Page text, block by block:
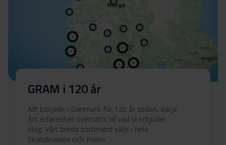
GRAM i 120 år
Allt började i Danmark för 120 år sedan. Varje
års erfarenhet översätts till vad vi erbjuder
idag. Vårt breda sortiment säljs i hela
Skandinavien och Polen.